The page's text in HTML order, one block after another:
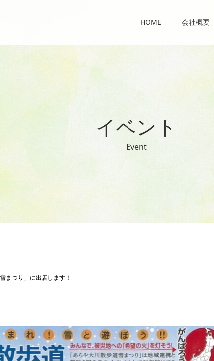
HOME 会社概要
イベン ト
Event
まつり」に出店します！